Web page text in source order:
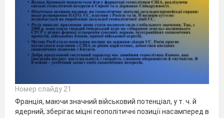
Номер слайду 21
Франція, маючи значний військовий потенціал, у т. ч. й
ядерний, зберігає міцні геополітичні позиції насамперед в